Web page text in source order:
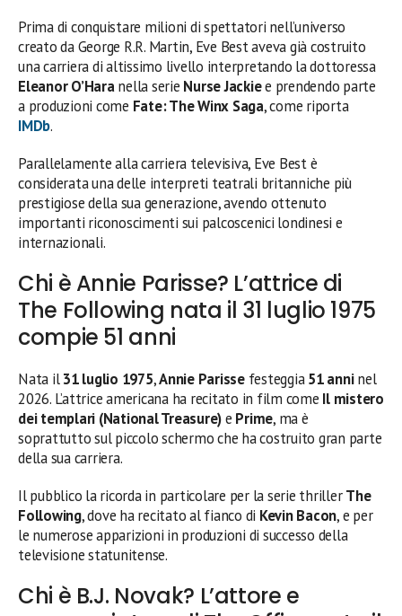
Prima di conquistare milioni di spettatori nell’universo
creato da George R.R. Martin, Eve Best aveva già costruito
una carriera di altissimo livello interpretando la dottoressa
Eleanor O’Haranella serie Nurse Jackiee prendendo parte
a produzioni come Fate: The Winx Saga, come riporta
IMDb.
Parallelamente alla carriera televisiva, Eve Best è
considerata una delle interpreti teatrali britanniche più
prestigiose della sua generazione, avendo ottenuto
importanti riconoscimenti sui palcoscenici londinesi e
internazionali.
Chi è Annie Parisse? L’attrice di
The Following nata il 31 luglio 1975
compie 51 anni
Nata il31 luglio 1975,Annie Parissefesteggia51 anninel
2026. L’attrice americana ha recitato in film come Il mistero
dei templari (National Treasure)e Prime, ma è
soprattutto sul piccolo schermo che ha costruito gran parte
della sua carriera.
Il pubblico la ricorda in particolare per la serie thrillerThe
Following, dove ha recitato al fianco di Kevin Bacon, e per
le numerose apparizioni in produzioni di successo della
televisione statunitense.
Chi è B.J. Novak? L’attore e